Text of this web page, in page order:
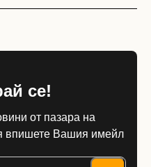
се!
от пазара на
впишете Вашия имейл